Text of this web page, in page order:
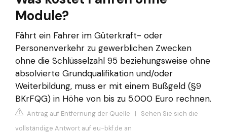
Module?
Fährt ein Fahrer im Güterkraft- oder
Personenverkehr zu gewerblichen Zwecken
ohne die Schlüsselzahl 95 beziehungsweise ohne
absolvierte Grundqualifikation und/oder
Weiterbildung, muss er mit einem Bußgeld (§9
BKrFQG) in Höhe von bis zu 5.000 Euro rechnen.
Antrag auf Entfernung der Quelle | Sehen Sie sich die
vollständige Antwort auf eu-bkf.de an